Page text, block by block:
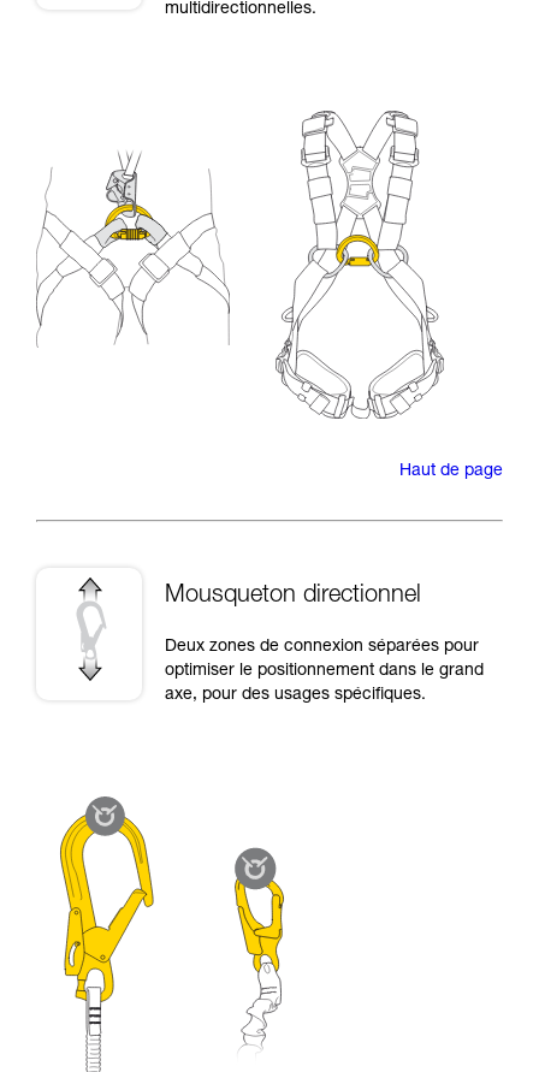
multidirectionnelles.
Haut de page
Mousqueton directionnel
Deux zones de connexion séparées pour
optimiser le positionnement dans le grand
axe, pour des usages spécifiques.